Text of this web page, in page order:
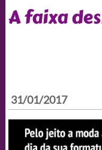
A faixa
31/01/2017